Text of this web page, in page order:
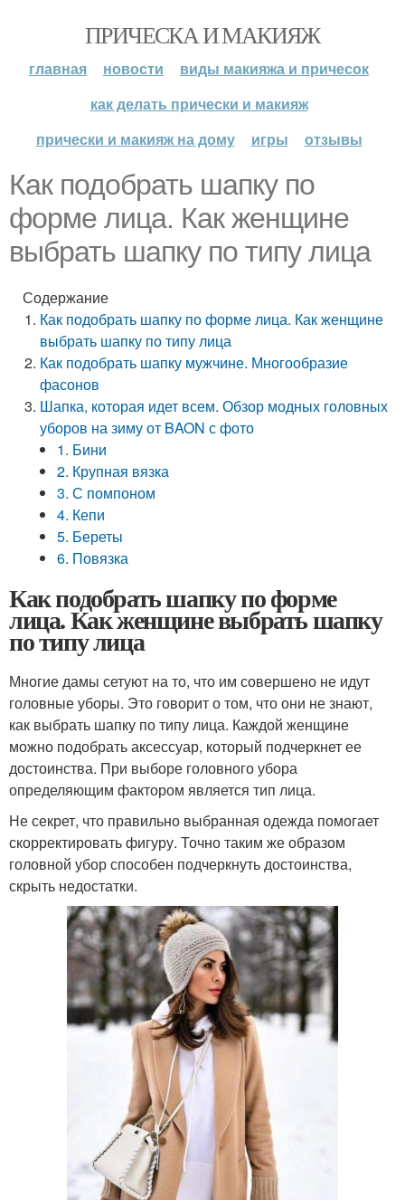
ПРИЧЕСКА И МАКИЯЖ
главная новости
виды макияжа и причесок
как делать прически и макияж
прически и макияж на дому
игры отзывы
Как подобрать шапку по
форме лица. Как женщине
выбрать шапку по типу лица
Содержание
Как подобрать шапку по форме лица. Как женщине
выбрать шапку по типу лица
Как подобрать шапку мужчине. Многообразие
фасонов
Шапка, которая идет всем. Обзор модных головных
уборов на зиму от BAON с фото
1. Бини
2. Крупная вязка
3. С помпоном
4. Кепи
5. Береты
6. Повязка
Как подобрать шапку по форме
лица. Как женщине выбрать шапку
по типу лица
Многие дамы сетуют на то, что им совершено не идут
головные уборы. Это говорит о том, что они не знают,
как выбрать шапку по типу лица. Каждой женщине
можно подобрать аксессуар, который подчеркнет ее
достоинства. При выборе головного убора
определяющим фактором является тип лица.
Не секрет, что правильно выбранная одежда помогает
скорректировать фигуру. Точно таким же образом
головной убор способен подчеркнуть достоинства,
скрыть недостатки.